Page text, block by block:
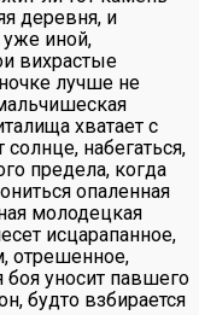
деревня, и
уже иной,
вихрастые
лучше не
хватает с
набегаться,
предела, когда
опаленная
молодецкая
исцарапанное,
отрешенное,
боя уносит павшего
будто взбирается